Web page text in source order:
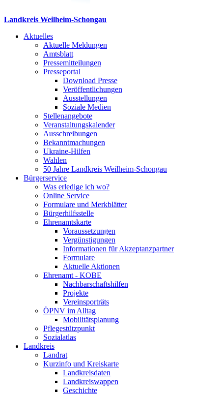
Landkreis Weilheim-Schongau
Aktuelles
Aktuelle Meldungen
Amtsblatt
Pressemitteilungen
Presseportal
Download Presse
Veröffentlichungen
Ausstellungen
Soziale Medien
Stellenangebote
Veranstaltungskalender
Ausschreibungen
Bekanntmachungen
Ukraine-Hilfen
Wahlen
50 Jahre Landkreis Weilheim-Schongau
Bürgerservice
Was erledige ich wo?
Online Service
Formulare und Merkblätter
Bürgerhilfsstelle
Ehrenamtskarte
Voraussetzungen
Vergünstigungen
Informationen für Akzeptanzpartner
Formulare
Aktuelle Aktionen
Ehrenamt - KOBE
Nachbarschaftshilfen
Projekte
Vereinsporträts
ÖPNV im Alltag
Mobilitätsplanung
Pflegestützpunkt
Sozialatlas
Landkreis
Landrat
Kurzinfo und Kreiskarte
Landkreisdaten
Landkreiswappen
Geschichte